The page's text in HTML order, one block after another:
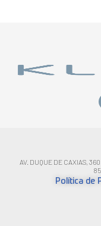
AV. DUQUE DE CAXIAS,
Política de